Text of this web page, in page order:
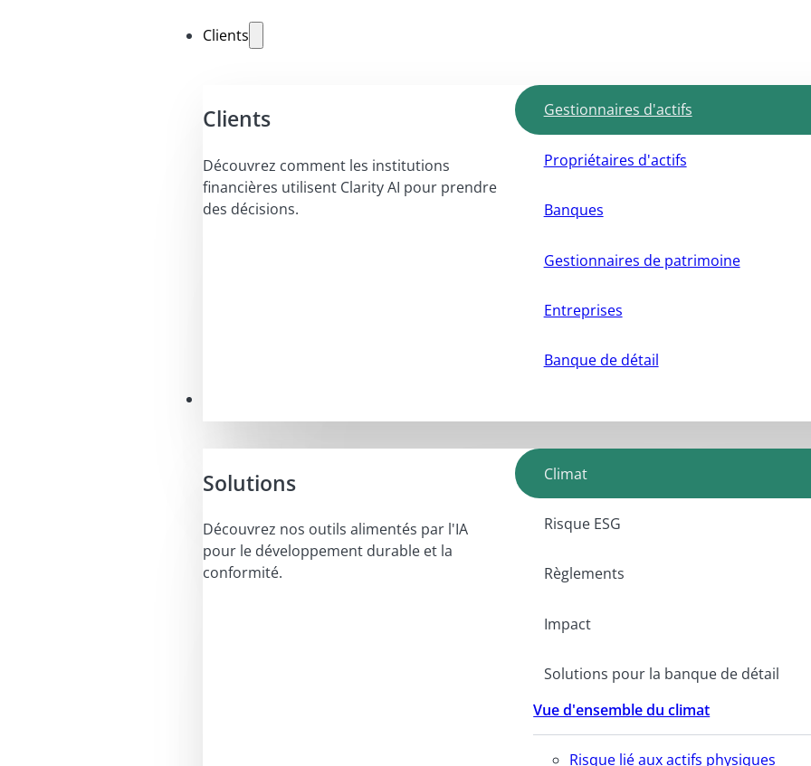
Clients
Clients
Découvrez comment les institutions
financières utilisent Clarity AI pour prendre
des décisions.
Gestionnaires d'actifs
Propriétaires d'actifs
Banques
Gestionnaires de patrimoine
Entreprises
Banque de détail
Solutions
Découvrez nos outils alimentés par l'IA
pour le développement durable et la
conformité.
Climat
Risque ESG
Règlements
Impact
Solutions pour la banque de détail
Vue d'ensemble du climat
Risque lié aux actifs physiques